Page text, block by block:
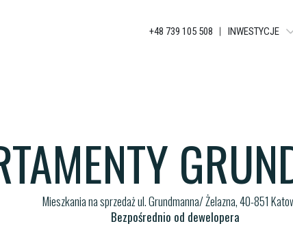
+48 739 105 508 INWESTYCJE
BELG
Mieszkania na sprzedaż ul. Grundmanna/ Żelazna, 40-851
Bezpośrednio od dewelopera